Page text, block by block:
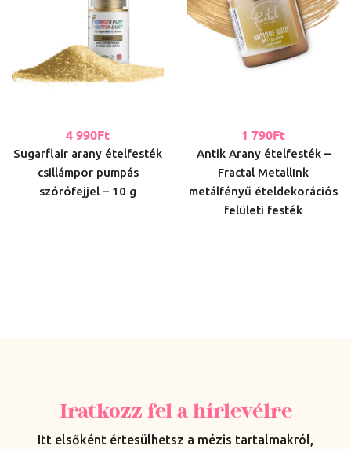
4 990Ft
Sugarflair arany ételfesték
csillámpor pumpás
szórófejjel – 10 g
1 790Ft
Antik Arany ételfesték –
Fractal MetallInk
metálfényű ételdekorációs
felületi festék
Iratkozz fel a hírlevélre
Itt elsőként értesülhetsz a mézis tartalmakról,